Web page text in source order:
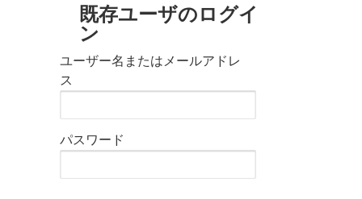
既存ユーザのログイ
ン
ユーザー名またはメールアドレ
ス
パスワード